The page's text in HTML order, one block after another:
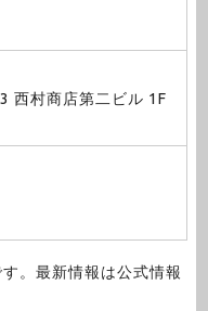
西村商店第二ビル 1F
。最新情報は公式情報